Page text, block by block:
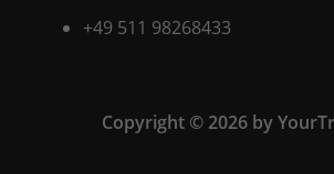
+49 511 98268433
Copyright © 2026 by